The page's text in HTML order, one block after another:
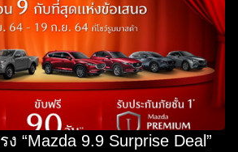
“Mazda 9.9 Surprise Deal”